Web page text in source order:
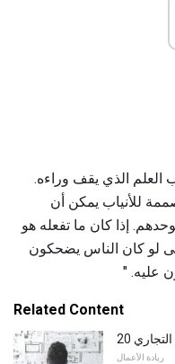
العلم الذي يقف وراءه.
للأنياب يمكن أن
إذا كان ما تفعله هو
لو كان الناس يضحكون
عليه. "
Related Content
ريادة الأعمال